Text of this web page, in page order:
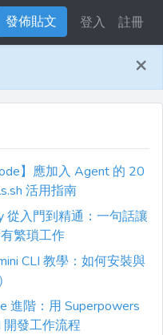
發佈貼文 登入 註冊
×
】應加入 Agent 的 20
活用指南
從入門到精通：一句話讓
繁瑣工作
CLI 教學：如何安裝與
進階：用 Superpowers
發工作流程